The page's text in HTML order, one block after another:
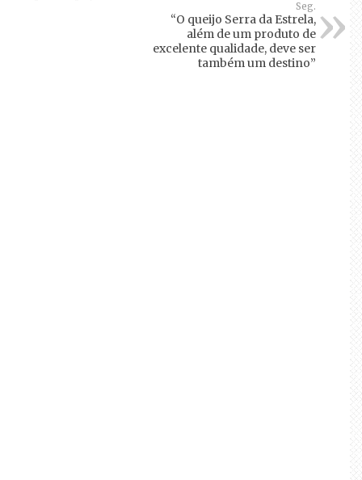
Seg.
“O queijo Serra da Estrela,
além de um produto de
excelente qualidade, deve ser
também um destino”